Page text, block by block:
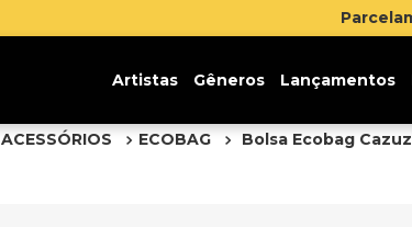
Artistas Gêneros Lançamentos
ACESSÓRIOS ECOBAG Bolsa Ecobag